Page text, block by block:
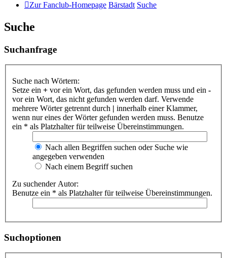
Zur Fanclub-Homepage Bärstadt Suche
Suche
Suchanfrage
Suche nach Wörtern:
Setze ein + vor ein Wort, das gefunden werden muss und ein -
vor ein Wort, das nicht gefunden werden darf. Verwende
mehrere Wörter getrennt durch | innerhalb einer Klammer,
wenn nur eines der Wörter gefunden werden muss. Benutze
ein * als Platzhalter für teilweise Übereinstimmungen.
Nach allen Begriffen suchen oder Suche wie
angegeben verwenden
Nach einem Begriff suchen
Zu suchender Autor:
Benutze ein * als Platzhalter für teilweise Übereinstimmungen.
Suchoptionen